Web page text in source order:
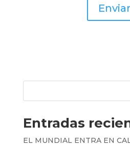
Entradas
EL MUNDIAL ENTRA EN